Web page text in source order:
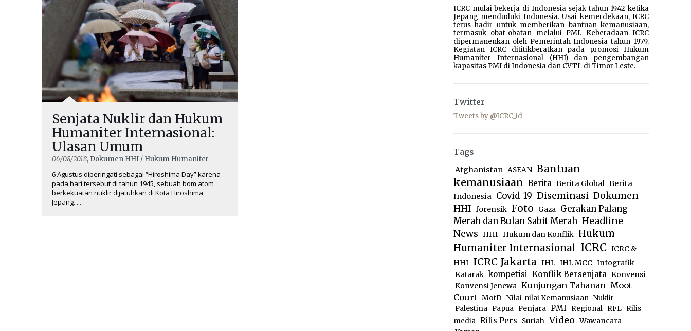
Senjata Nuklir dan Hukum
Humaniter Internasional:
Ulasan Umum
06/08/2018, Dokumen HHI / Hukum Humaniter
6 Agustus diperingati sebagai “Hiroshima Day” karena
pada hari tersebut di tahun 1945, sebuah bom atom
berkekuatan nuklir dijatuhkan di Kota Hiroshima,
Jepang. ...
ICRC mulai bekerja di Indonesia sejak tahun 1942 ketika
Jepang menduduki Indonesia. Usai kemerdekaan, ICRC
terus hadir untuk memberikan bantuan kemanusiaan,
termasuk obat-obatan melalui PMI. Keberadaan ICRC
dipermanenkan oleh Pemerintah Indonesia tahun 1979.
Kegiatan ICRC dititikberatkan pada promosi Hukum
Humaniter Internasional (HHI) dan pengembangan
kapasitas PMI di Indonesia dan CVTL di Timor Leste.
Twitter
Tweets by @ICRC_id
Tags
Afghanistan ASEAN Bantuan
kemanusiaan Berita Berita Global Berita
Indonesia Covid-19 Diseminasi Dokumen
HHI forensik Foto Gaza Gerakan Palang
Merah dan Bulan Sabit Merah Headline
News
HHI Hukum dan Konflik Hukum
Humaniter Internasional ICRC ICRC &
HHI ICRC Jakarta IHL IHL MCC Infografik
Katarak kompetisi Konflik Bersenjata Konvensi
Konvensi Jenewa Kunjungan Tahanan Moot
Court MotD Nilai-nilai Kemanusiaan Nuklir
Palestina
Papua Penjara PMI Regional RFL
Rilis
media Rilis Pers Suriah Video Wawancara